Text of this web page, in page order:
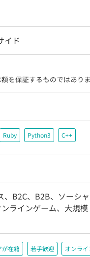
イド
を保証するものではありま
Ruby Python3 C++
、B2C、B2B、ソーシ
ラインゲーム、大規
が在籍 若手歓迎 オンラ